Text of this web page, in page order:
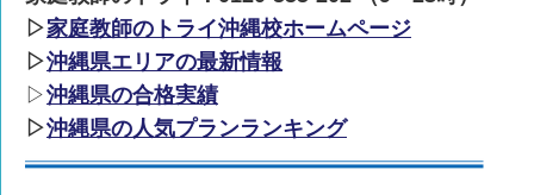
▷家庭教師のトライ沖縄校ホームページ
▷沖縄県エリアの最新情報
▷沖縄県の合格実績
▷沖縄県の人気プランランキング